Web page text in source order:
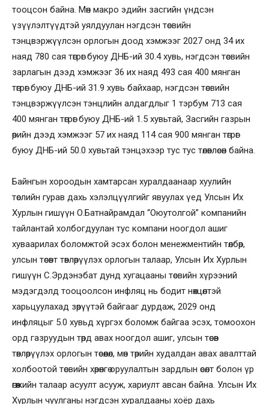
тооцсон байна. Мөн макро эдийн засгийн үндсэн
үзүүлэлтүүдтэй уялдуулан нэгдсэн төсвийн
тэнцвэржүүлсэн орлогын доод хэмжээг 2027 онд 34 их
наяд 780 сая төгрөг буюу ДНБ-ий 30.4 хувь, нэгдсэн төсвийн
зарлагын дээд хэмжээг 36 их наяд 493 сая 400 мянган
төгрөг буюу ДНБ-ий 31.9 хувь байхаар, нэгдсэн төсвийн
тэнцвэржүүлсэн тэнцлийн алдагдлыг 1 тэрбум 713 сая
400 мянган төгрөг буюу ДНБ-ий 1.5 хувьтай, Засгийн газрын
өрийн дээд хэмжээг 57 их наяд 114 сая 900 мянган төгрөг
буюу ДНБ-ий 50.0 хувьтай тэнцэхээр тус тус төлөвлөсөн байна.
Байнгын хороодын хамтарсан хуралдаанаар хуулийн
төслийн гурав дахь хэлэлцүүлгийг явуулах үед Улсын Их
Хурлын гишүүн О.Батнайрамдал “Оюутолгой” компанийн
тайлантай холбогдуулан тус компани ноогдол ашиг
хуваарилах боломжтой эсэх болон менежментийн төлбөр,
улсын төсөвт төвлөрүүлэх орлогын талаар, Улсын Их Хурлын
гишүүн С.Эрдэнэбат дунд хугацааны төсвийн хүрээний
мэдэгдэлд тооцоолсон инфляц нь бодит нөхцөлтэй
харьцуулахад зөрүүтэй байгааг дурдаж, 2029 онд
инфляцыг 5.0 хувьд хүргэх боломж байгаа эсэх, томоохон
орд газруудын төрд авах ноогдол ашиг, улсын төсөв
төвлөрүүлэх орлогын төсөөлөл, мөн төрийн худалдан авах авалттай
холбоотой төсвийн хөрөнгө оруулалтын зардлын өсөлт болон үр
өгөөжийн талаар асуулт асууж, хариулт авсан байна. Улсын Их
Хурлын чуулганы нэгдсэн хуралдааны хоёр дахь